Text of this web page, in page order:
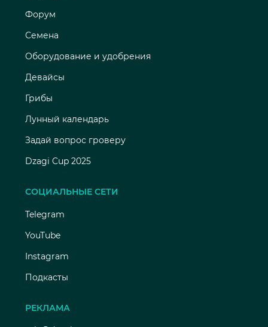
Форум
Семена
Оборудование и удобрения
Девайсы
Грибы
Лунный календарь
Задай вопрос гроверу
Dzagi Cup 2025
СОЦИАЛЬНЫЕ СЕТИ
Telegram
YouTube
Instagram
Подкасты
РЕКЛАМА